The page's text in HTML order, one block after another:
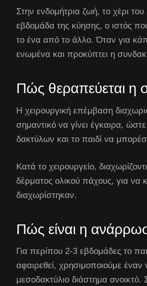
Στην ενδομήτρια ζωή, το χέρι
εβδομάδα της κύησης, ο ιστός
το ένα από το άλλο. Όταν για
ενωμένα και προκύπτει η
Πώς θεραπεύεται η
Η χειρουργική επέμβαση
σημαντικό να γίνει έγκαιρα,
δακτύλων και το παιδί να
Κατά το χειρουργείο,
δέρματος ολικού πάχους, για να
διαχωρίστηκαν.
Πώς είναι η
Για περίπου 2-3 εβδομάδες το
αφαιρεθεί, χρησιμοποιούμε
μεσοδακτύλιο διάστημα